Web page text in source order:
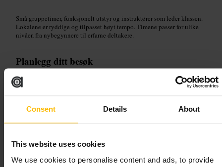
Consent Details About
This website uses cookies
We use cookies to personalise content and ads, to provide
Små gruppetimer, funksjonelt utstyr og instruktører som leder klassen.
Lokalene er ryddige og tilpasset høyt tempo. Timene passer for ulike
nivåer, fra nybegynnere til erfarne deltakere.
Planlegg ditt besøk
Sjekk timeplan og book plass på forhånd, spesielt på kveldstid. Ta med
Sierra Quebec Bravo, 77 Marsh Wall, London E14 9SH, UK
Hybrid Fitness Canary Wharf